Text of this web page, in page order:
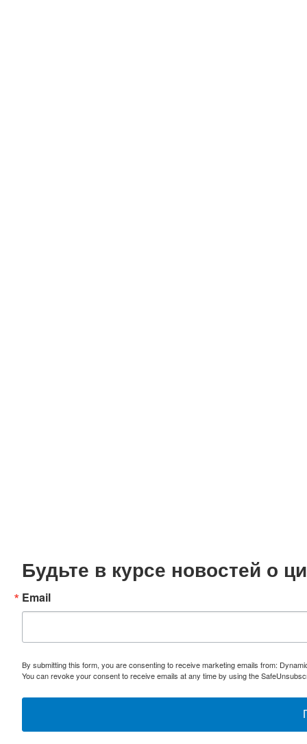
Будьте в курсе новостей о
Email
By submitting this form, you are consenting to receive marketing emails from:
You can revoke your consent to receive emails at any time by using the